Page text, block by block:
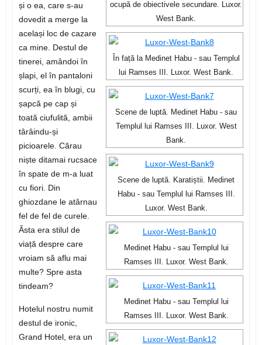
ocupă de obiectivele secundare. Luxor.
West Bank.
În față la Medinet Habu - sau Templul
lui Ramses III. Luxor. West Bank.
Scene de luptă. Medinet Habu - sau
Templul lui Ramses III. Luxor. West
Bank.
Scene de luptă. Karatiștii. Medinet
Habu - sau Templul lui Ramses III.
Luxor. West Bank.
Medinet Habu - sau Templul lui
Ramses III. Luxor. West Bank.
Medinet Habu - sau Templul lui
Ramses III. Luxor. West Bank.
și o ea, care s-au
dovedit a merge la
același loc de cazare
ca mine. Destul de
tinerei, amândoi în
șlapi, el în pantaloni
scurți, ea în blugi, cu
șapcă pe cap și
toată ciufulită, ambii
târâindu-și
picioarele. Cărau
niște ditamai rucsace
în spate de m-a luat
cu fiori. Din
ghiozdane le atârnau
fel de fel de curele.
Ăsta era stilul de
viață despre care
vroiam să aflu mai
multe? Spre asta
tindeam?
Hotelul nostru numit
destul de ironic,
Grand Hotel, era un